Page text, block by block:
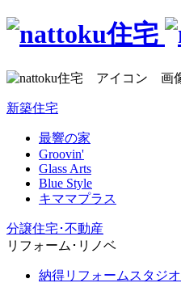
新築住宅
最響の家
Groovin'
Glass Arts
Blue Style
キママプラス
分譲住宅･不動産
リフォーム･リノベ
納得リフォームスタジオ